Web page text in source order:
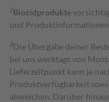
2Biozidprodukte
und Produktinformationen
3Die Übergabe deiner
bei uns werktags von
Lieferzeitpunkt kann je
Produktverfügbarkeit
abweichen. Darüber